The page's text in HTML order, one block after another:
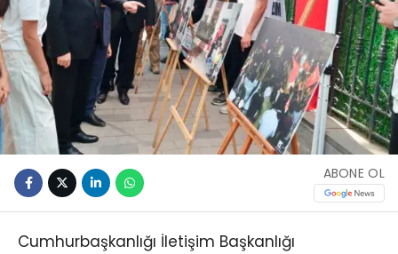
ABONE OL
Cumhurbaşkanlığı İletişim Başkanlığı